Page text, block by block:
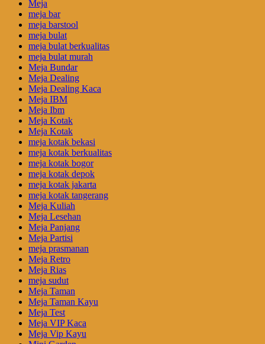
Meja
meja bar
meja barstool
meja bulat
meja bulat berkualitas
meja bulat murah
Meja Bundar
Meja Dealing
Meja Dealing Kaca
Meja IBM
Meja Ibm
Meja Kotak
Meja Kotak
meja kotak bekasi
meja kotak berkualitas
meja kotak bogor
meja kotak depok
meja kotak jakarta
meja kotak tangerang
Meja Kuliah
Meja Lesehan
Meja Panjang
Meja Partisi
meja prasmanan
Meja Retro
Meja Rias
meja sudut
Meja Taman
Meja Taman Kayu
Meja Test
Meja VIP Kaca
Meja Vip Kayu